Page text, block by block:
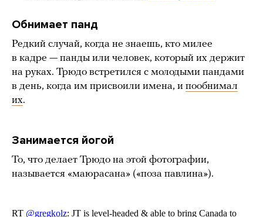
Обнимает панд
Редкий случай, когда не знаешь, кто милее
в кадре — панды или человек, который их держит
на руках. Трюдо встретился с молодыми пандами
в день, когда им присвоили имена, и пообнимал
их.
Занимается йогой
То, что делает Трюдо на этой фотографии,
называется «маюрасана» («поза павлина»).